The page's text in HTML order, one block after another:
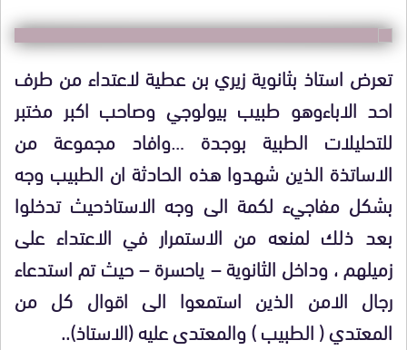
تعرض استاذ بثانوية زيري بن عطية لاعتداء من طرف
احد الاباءوهو طبيب بيولوجي وصاحب اكبر مختبر
للتحليلات الطبية بوجدة …وافاد مجموعة من
الاساتذة الذين شهدوا هذه الحادثة ان الطبيب وجه
بشكل مفاجيء لكمة الى وجه الاستاذحيث تدخلوا
بعد ذلك لمنعه من الاستمرار في الاعتداء على
زميلهم ، وداخل الثانوية – ياحسرة – حيث تم استدعاء
رجال الامن الذين استمعوا الى اقوال كل من
المعتدي ( الطبيب ) والمعتدى عليه (الاستاذ)..